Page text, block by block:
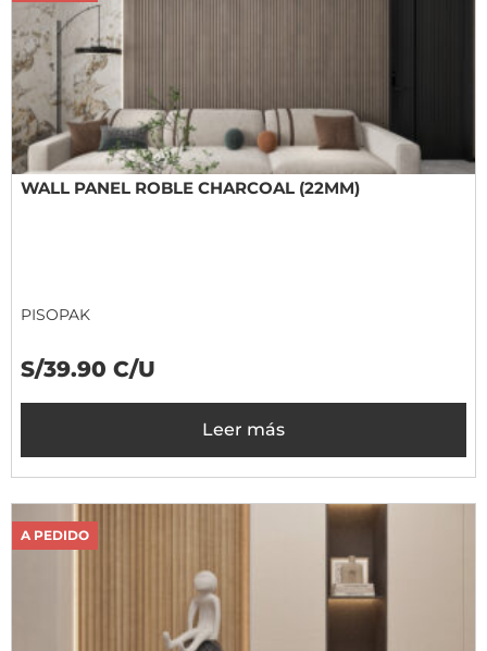
WALL PANEL ROBLE CHARCOAL (22MM)
PISOPAK
S/39.90 C/U
Leer más
A PEDIDO